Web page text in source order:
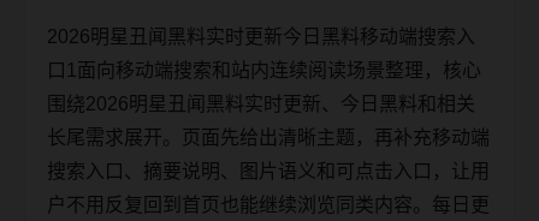
2026明星丑闻黑料实时更新今日黑料移动端搜索入
口1面向移动端搜索和站内连续阅读场景整理，核心
围绕2026明星丑闻黑料实时更新、今日黑料和相关
长尾需求展开。页面先给出清晰主题，再补充移动端
搜索入口、摘要说明、图片语义和可点击入口，让用
户不用反复回到首页也能继续浏览同类内容。每日更